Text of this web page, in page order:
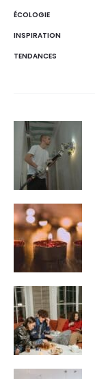
ÉCOLOGIE
INSPIRATION
TENDANCES